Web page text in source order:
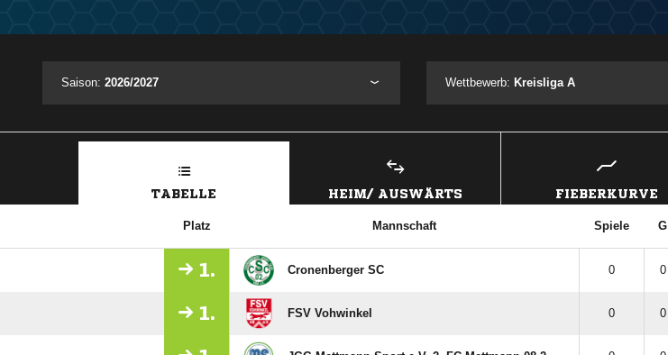
Saison: 2026/2027 Wettbewerb: Kreisliga A
TABELLE HEIM/ AUSWÄRTS FIEBERKURVE
Platz Mannschaft Spiele G
1. Cronenberger SC 0 0
1. FSV Vohwinkel 0 0